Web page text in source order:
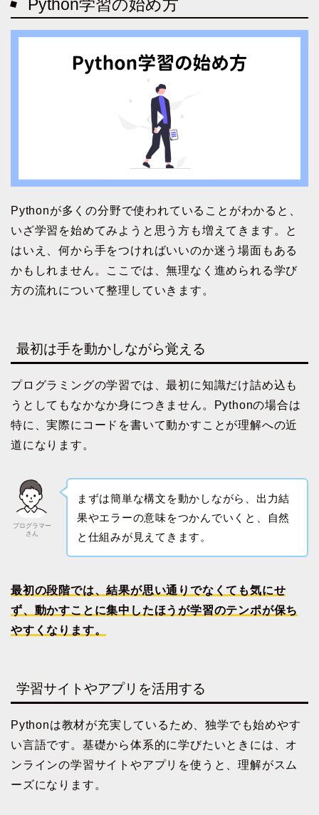
Python学習の始め方
Pythonが多くの分野で使われていることがわかると、
いざ学習を始めてみようと思う方も増えてきます。と
はいえ、何から手をつければいいのか迷う場面もある
かもしれません。ここでは、無理なく進められる学び
方の流れについて整理していきます。
最初は手を動かしながら覚える
プログラミングの学習では、最初に知識だけ詰め込も
うとしてもなかなか身につきません。Pythonの場合は
特に、実際にコードを書いて動かすことが理解への近
道になります。
プログラマー
さん
まずは簡単な構文を動かしながら、出力結
果やエラーの意味をつかんでいくと、自然
と仕組みが見えてきます。
最初の段階では、結果が思い通りでなくても気にせ
ず、動かすことに集中したほうが学習のテンポが保ち
やすくなります。
学習サイトやアプリを活用する
Pythonは教材が充実しているため、独学でも始めやす
い言語です。基礎から体系的に学びたいときには、オ
ンラインの学習サイトやアプリを使うと、理解がスム
ーズになります。